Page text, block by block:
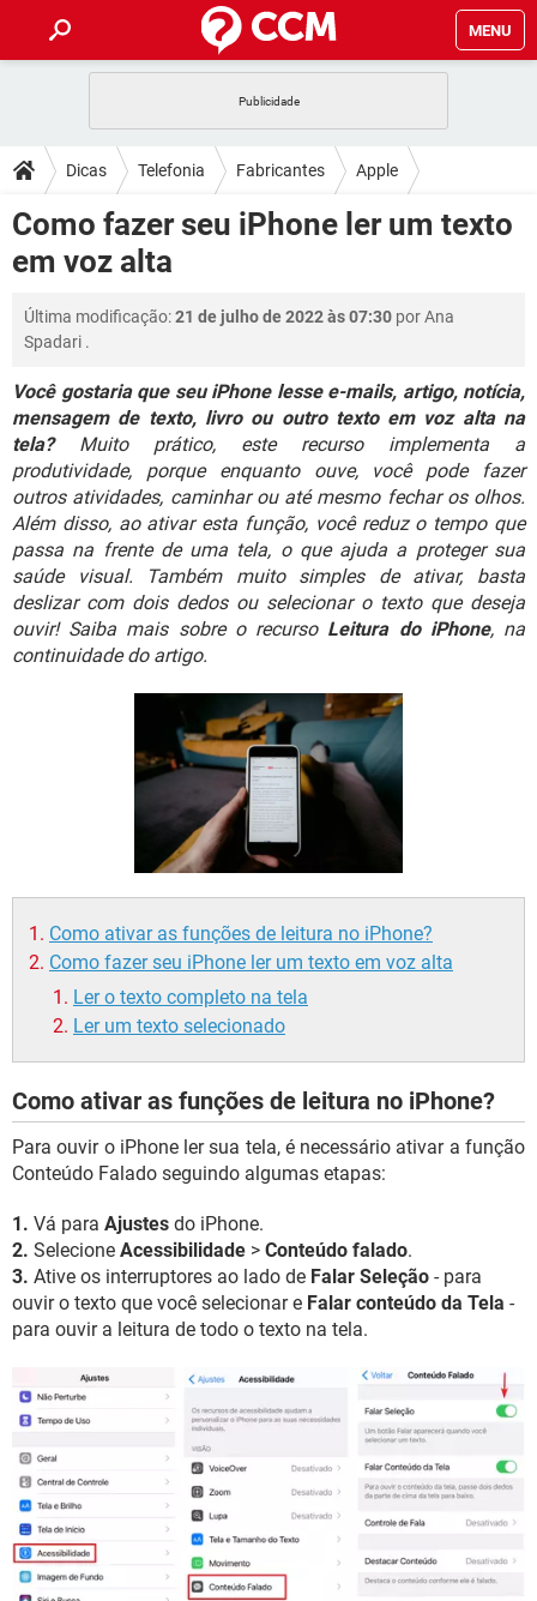
MENU
CELULAR FACEBOOK
OUTLOOK EXCEL
INSTAGRAM
DICAS
JOGOS WHATSAPP
CELULAR FACEBOOK
INSTAGRAM GMAIL
DOWNLOADS
JOGOS
OUTLOOK
INSTAGRAM
GUIA DE COMPRAS
FÓRUM
JOGOS WHATSAPP
OUTLOOK EXCEL
INSTAGRAM GMAIL
GUIA DE COMPRAS
GLOSSÁRIO
JOGOS
CELULAR FACEBOOK
OUTLOOK EXCEL
INSTAGRAM GMAIL
GUIA DE COMPRAS
Dicas Telefonia Fabricantes Apple
Como fazer seu iPhone ler um texto
em voz alta
Última modificação:21 de julho de 2022 às 07:30 porAna
Spadari .
Você gostaria que seu iPhone lesse e-mails, artigo, notícia,
mensagem de texto, livro ou outro texto em voz alta na
tela?Muito prático, este recurso implementa a
produtividade, porque enquanto ouve, você pode fazer
outros atividades, caminhar ou até mesmo fechar os olhos.
Além disso, ao ativar esta função, você reduz o tempo que
passa na frente de uma tela, o que ajuda a proteger sua
saúde visual. Também muito simples de ativar, basta
deslizar com dois dedos ou selecionar o texto que deseja
ouvir! Saiba mais sobre o recurso Leitura do iPhone, na
continuidade do artigo.
Como ativar as funções de leitura no iPhone?
Como fazer seu iPhone ler um texto em voz alta
Ler o texto completo na tela
Ler um texto selecionado
Como ativar as funções de leitura no iPhone?
Para ouvir o iPhone ler sua tela, é necessário ativar a função
Conteúdo Falado seguindo algumas etapas:
1. Vá para Ajustes do iPhone.
2. Selecione Acessibilidade > Conteúdo falado.
3. Ative os interruptores ao lado de Falar Seleção - para
ouvir o texto que você selecionar e Falar conteúdo da Tela -
para ouvir a leitura de todo o texto na tela.